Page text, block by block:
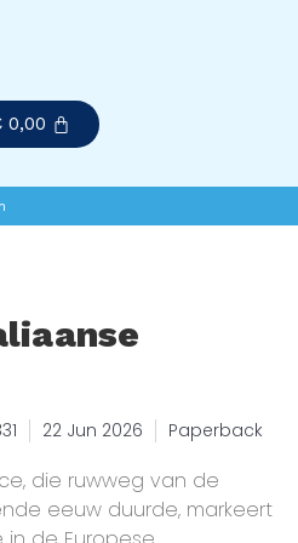
0,00
22 Jun 2026 Paperback
die ruwweg van de
eeuw duurde, markeert